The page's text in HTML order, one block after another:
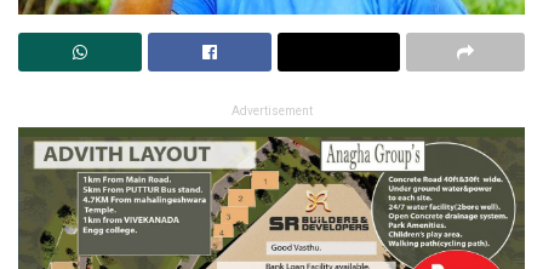
Advertisement